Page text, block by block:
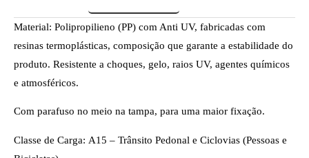
Material: Polipropilieno (PP) com Anti UV, fabricadas com
resinas termoplásticas, composição que garante a estabilidade do
produto. Resistente a choques, gelo, raios UV, agentes químicos
e atmosféricos.
Com parafuso no meio na tampa, para uma maior fixação.
Classe de Carga: A15 – Trânsito Pedonal e Ciclovias (Pessoas e